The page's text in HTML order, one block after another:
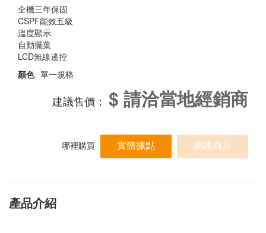
全機三年保固
CSPF能效五級
溫度顯示
自動擺葉
LCD無線遙控
顏色 單一規格
建議售價： $ 請洽當地經銷商
哪裡購買 實體據點 網路商店
產品介紹